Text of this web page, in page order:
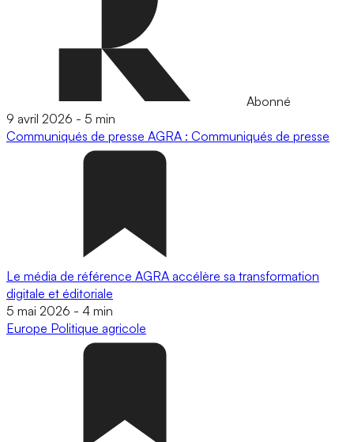
Abonné
9 avril 2026 - 5 min
Communiqués de presse AGRA : Communiqués de presse
Le média de référence AGRA accélère sa transformation
digitale et éditoriale
5 mai 2026 - 4 min
Europe Politique agricole